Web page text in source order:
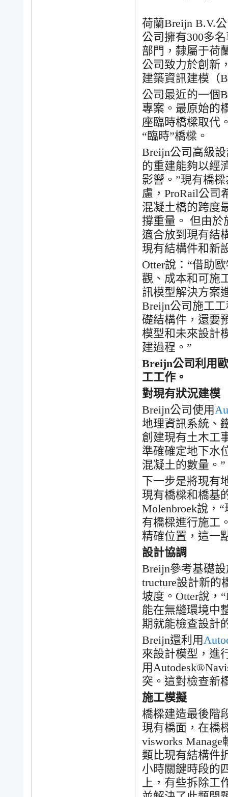
荷蘭Breijn B.V.
公司擁有300多
部門，隸屬于荷
公司致力於創新
建築資訊建模（
公司最近的一個
專案。最原始的
座臨時橋樑取代
“臨時”橋樑。
Breijn公司高級
的重建能夠以經
影響。 ”現有橋樑
慮， ProRail公司
混凝土橋的跨度
撐重量。 但由於
適合放到現有結
現有結構件和新
Otter說： “借助
觀、成本和可施
訊模型解決方案
Breijn公司施工
礎結構件，還要
模型和未來設計
建過程。 ”
Breijn公司利用
工工作。
對現有狀況建模
Breijn公司使用
地理資訊系統、
創建現有土木工
準確確定地下水
混凝土的數量。 ”
下一步是將現有
現有橋樑和橋基
Molenbroek說， “
有橋樑進行施工
精確位置，這一
設計協調
Breijn參考基礎
tructure設計新的
坡度。 Otter說，
能在無縫環境中
期就能檢查設計
Breijn還利用
來設計模型，進
用
突。這對檢查新
施工模擬
橋樑建造最後階
現有橋面，在橋
visworks Manage
類比現有結構件
小時關鍵時段的
上，有些拆除